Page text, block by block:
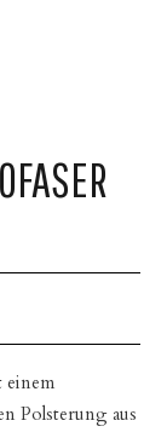
Polsterung aus